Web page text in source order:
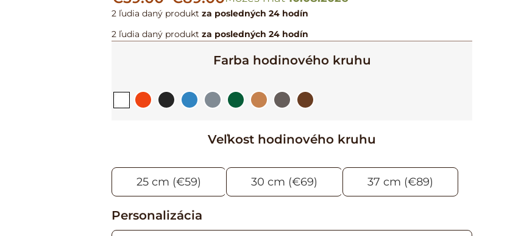
2 ľudia daný produkt za posledných 24 hodín
2 ľudia daný produkt za posledných 24 hodín
Farba hodinového kruhu
Veľkost hodinového kruhu
25 cm (€59) 30 cm (€69) 37 cm (€89)
Personalizácia